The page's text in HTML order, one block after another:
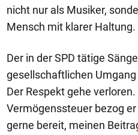
nicht nur als Musiker,
Mensch mit klarer Haltung.
Der in der SPD tätige
gesellschaftlichen
Der Respekt gehe
Vermögenssteuer bezog
gerne bereit, meinen